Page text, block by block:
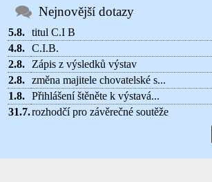
Nejnovější dotazy
5.8. titul C.I B
4.8. C.I.B.
2.8.
Zápis z výsledků výstav
2.8. změna majitele chovatelské s...
1.8. Přihlášení štěněte k výstavá...
31.7.rozhodčí pro závěrečné soutěže